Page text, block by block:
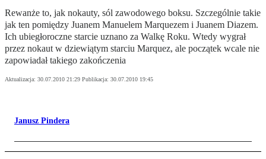
Rewanże to, jak nokauty, sól zawodowego boksu. Szczególnie takie
jak ten pomiędzy Juanem Manuelem Marquezem i Juanem Diazem.
Ich ubiegłoroczne starcie uznano za Walkę Roku. Wtedy wygrał
przez nokaut w dziewiątym starciu Marquez, ale początek wcale nie
zapowiadał takiego zakończenia
Aktualizacja: 30.07.2010 21:29 Publikacja: 30.07.2010 19:45
Janusz Pindera